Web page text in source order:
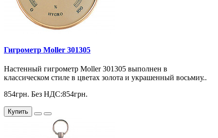
Гигрометр Moller 301305
Настенный гигрометр Moller 301305 выполнен в
классическом стиле в цветах золота и украшенный восьмиу..
854грн. Без НДС:854грн.
Купить